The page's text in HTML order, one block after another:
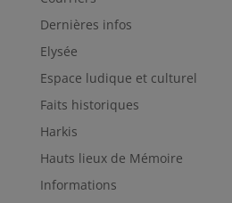
Dernières infos
Elysée
Espace ludique et culturel
Faits historiques
Harkis
Hauts lieux de Mémoire
Informations